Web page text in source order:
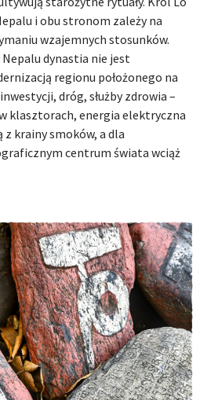
i obu stronom zależy na
wzajemnych stosunków.
dynastia nie jest
regionu położonego na
dróg, służby zdrowia –
klasztorach, energia elektryczna
krainy smoków, a dla
centrum świata wciąż